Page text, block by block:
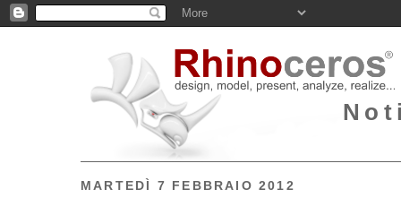
MARTEDÌ 7 FEBBRAIO 2012